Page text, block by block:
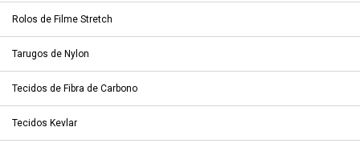
Rolos de Filme Stretch
Tarugos de Nylon
Tecidos de Fibra de Carbono
Tecidos Kevlar